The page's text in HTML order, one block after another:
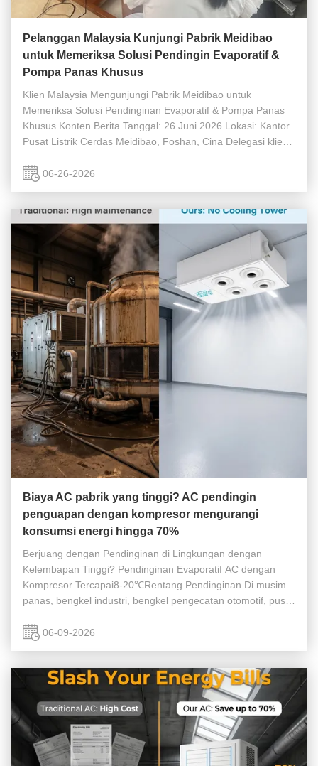
Pelanggan Malaysia Kunjungi Pabrik Meidibao
untuk Memeriksa Solusi Pendingin Evaporatif &
Pompa Panas Khusus
Klien Malaysia Mengunjungi Pabrik Meidibao untuk
Memeriksa Solusi Pendinginan Evaporatif & Pompa Panas
Khusus Konten Berita Tanggal: 26 Juni 2026 Lokasi: Kantor
Pusat Listrik Cerdas Meidibao, Foshan, Cina Delegasi klien
mengunjungi kantor pusat ...
06-26-2026
Biaya AC pabrik yang tinggi? AC pendingin
penguapan dengan kompresor mengurangi
konsumsi energi hingga 70%
Berjuang dengan Pendinginan di Lingkungan dengan
Kelembapan Tinggi? Pendinginan Evaporatif AC dengan
Kompresor Tercapai8-20℃Rentang Pendinginan Di musim
panas, bengkel industri, bengkel pengecatan otomotif, pusat
kesulitan pengendalian suhu ...
06-09-2026